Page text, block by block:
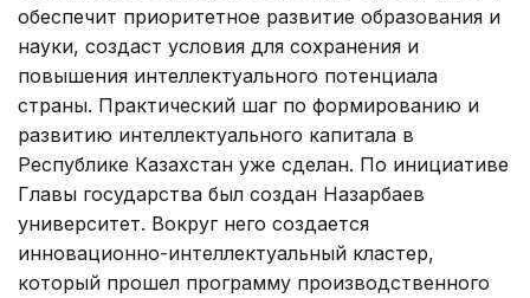
обеспечит приоритетное развитие образования и
науки, создаст условия для сохранения и
повышения интеллектуального потенциала
страны. Практический шаг по формированию и
развитию интеллектуального капитала в
Республике Казахстан уже сделан. По инициативе
Главы государства был создан Назарбаев
университет. Вокруг него создается
инновационно-интеллектуальный кластер,
который прошел программу производственного